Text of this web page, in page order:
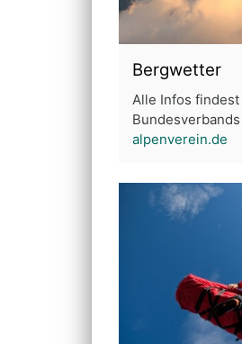
Bergwetter
Alle Infos
Bundesverbands
alpenverein.de